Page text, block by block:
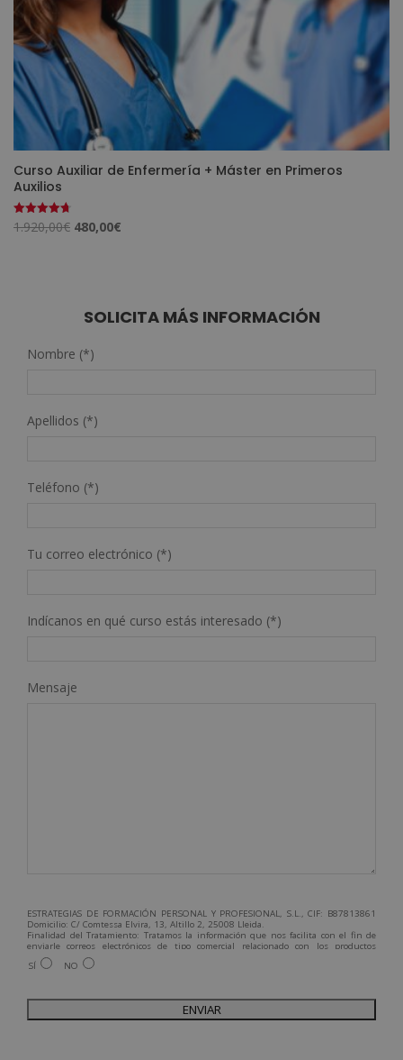
Curso Auxiliar de Enfermería + Máster en Primeros
Auxilios
Valorado
con
1.920,00€ El
1.920,00€.
480,00€
480,00€.
SOLICITA MÁS INFORMACIÓN
Nombre (*)
Apellidos (*)
Teléfono (*)
Tu correo electrónico (*)
Indícanos en qué curso estás interesado (*)
Mensaje
ESTRATEGIAS DE FORMACIÓN PERSONAL Y PROFESIONAL, S.L., CIF: B87813861
Domicilio: C/ Comtessa Elvira, 13, Altillo 2, 25008 Lleida.
Finalidad del Tratamiento: Tratamos la información que nos facilita con el fin de
enviarle correos electrónicos de tipo comercial relacionado con los productos
ofrecidos y otros tipo de productos que fueran de su interés.
Legitimación del tratamiento: Consentimiento del interesado.
Para más información consulte nuestra Política de Privacidad.
Desea recibir información comercial (vía telefónica y/o email):
SÍ NO